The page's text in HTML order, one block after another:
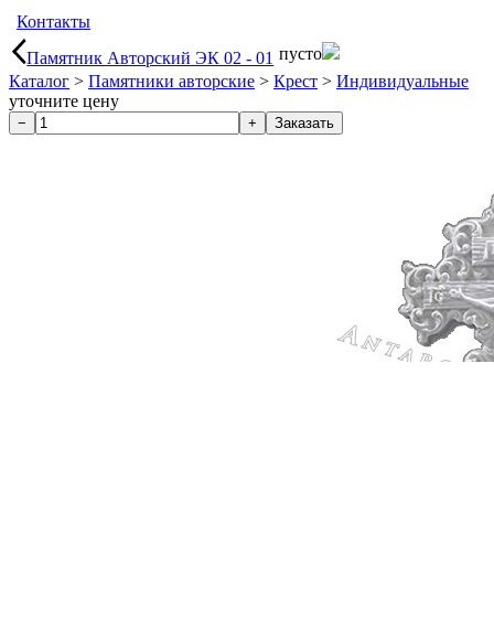
Контакты
Памятник Авторский ЭК 02 - 01 пусто
Каталог > Памятники авторские > Крест > Индивидуальные
уточните цену